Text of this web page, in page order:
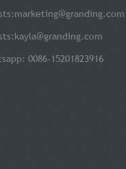
marketing@granding.com
kayla@granding.com
0086-15201823916